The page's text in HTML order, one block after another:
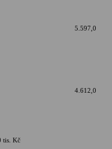
5.597,0
4.612,0
tis. Kč